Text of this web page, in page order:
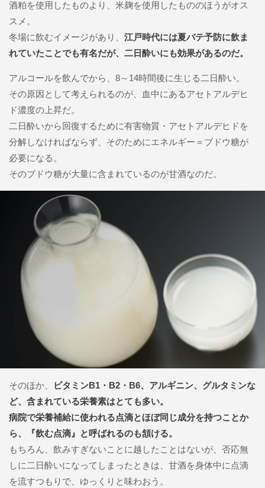
酒粕を使用したものより、米麹を使用したもののほうがオス
スメ。
冬場に飲むイメージがあり、 江戸時代には夏バテ予防に飲ま
れていたことでも有名だが、二日酔いにも効果があるのだ。
アルコールを飲んでから、8～14時間後に生じる二日酔い。
その原因として考えられるのが、血中にあるアセトアルデヒ
ド濃度の上昇だ。
二日酔いから回復するために有害物質・アセトアルデヒドを
分解しなければならず、そのためにエネルギー＝ブドウ糖が
必要になる。
そのブドウ糖が大量に含まれているのが甘酒なのだ。
そのほか、
ビタミンB1・B2・B6、アルギニン、グルタミンな
ど、含まれている栄養素はとても多い。
病院で栄養補給に使われる点滴とほぼ同じ成分を持つことか
ら、『飲む点滴』と呼ばれるのも頷ける。
もちろん、飲みすぎないことに越したことはないが、否応無
しに二日酔いになってしまったときは、甘酒を身体中に点滴
を流すつもりで、ゆっくりと味わおう。